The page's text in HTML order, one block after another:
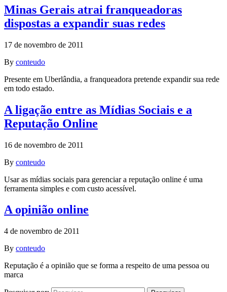
Minas Gerais atrai franqueadoras
dispostas a expandir suas redes
17 de novembro de 2011
By conteudo
Presente em Uberlândia, a franqueadora pretende expandir sua rede
em todo estado.
A ligação entre as Mídias Sociais e a
Reputação Online
16 de novembro de 2011
By conteudo
Usar as mídias sociais para gerenciar a reputação online é uma
ferramenta simples e com custo acessível.
A opinião online
4 de novembro de 2011
By conteudo
Reputação é a opinião que se forma a respeito de uma pessoa ou
marca